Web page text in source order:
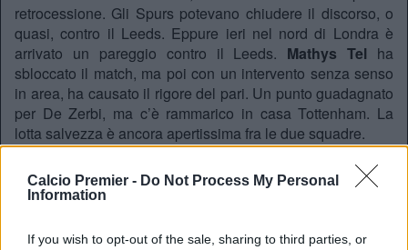
Calcio Premier - Do Not Process My Personal
Information
If you wish to opt-out of the sale, sharing to third parties, or
retrocessione. Gli Spurs potevano chiudere il discorso, o
quasi, contro il Leeds. Eppure ieri nel nord di Londra è
arrivato un pareggio contro il Leeds. Mathys Tel ha
sbloccato il match, ma poi con un intervento senza senso
in area, ha causato il rigore del pari. Un punto guadagnato
per De Zerbi, ma c’è rammarico in casa Tottenham. La
lotta salvezza è ancora apertissima fra le due squadre.
It ends level.
pic.twitter.com/O4irD0Woe1
— Tottenham Hotspur (@SpursOfficial)